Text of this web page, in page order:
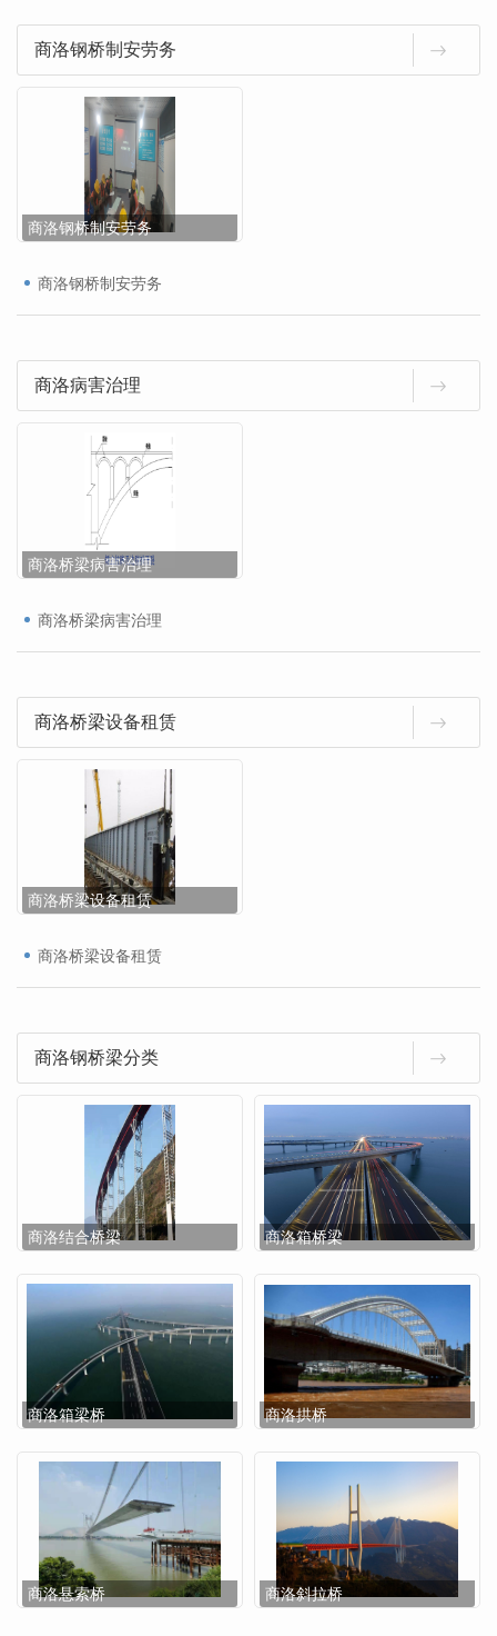
商洛钢桥制安劳务
商洛钢桥制安劳务
商洛钢桥制安劳务
商洛病害治理
商洛桥梁病害治理
商洛桥梁病害治理
商洛桥梁设备租赁
商洛桥梁设备租赁
商洛桥梁设备租赁
商洛钢桥梁分类
商洛结合桥梁 商洛箱桥梁
商洛箱梁桥 商洛拱桥
商洛悬索桥 商洛斜拉桥